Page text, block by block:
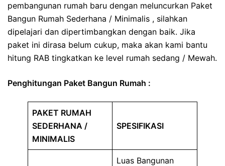
pembangunan rumah baru dengan meluncurkan Paket
Bangun Rumah Sederhana / Minimalis , silahkan
dipelajari dan dipertimbangkan dengan baik. Jika
paket ini dirasa belum cukup, maka akan kami bantu
hitung RAB tingkatkan ke level rumah sedang / Mewah.
Penghitungan Paket Bangun Rumah :
PAKET RUMAH
SEDERHANA /
MINIMALIS
SPESIFIKASI
Luas Bangunan